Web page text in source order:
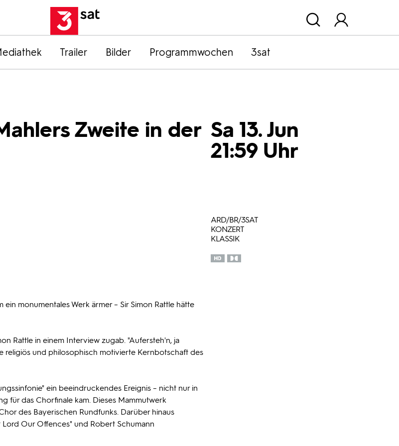
Trailer Bilder Programmwochen 3sat
Zweite in der Sa 13. Jun
21:59 Uhr
monumentales Werk ärmer – Sir Simon Rattle hätte
Rattle in einem Interview zugab. "Aufersteh'n, ja
religiös und philosophisch motivierte Kernbotschaft des
ein beeindruckendes Ereignis – nicht nur in
für das Chorfinale kam. Dieses Mammutwerk
des Bayerischen Rundfunks. Darüber hinaus
Our Offences" und Robert Schumann
ARD/BR/3SAT
KONZERT
KLASSIK